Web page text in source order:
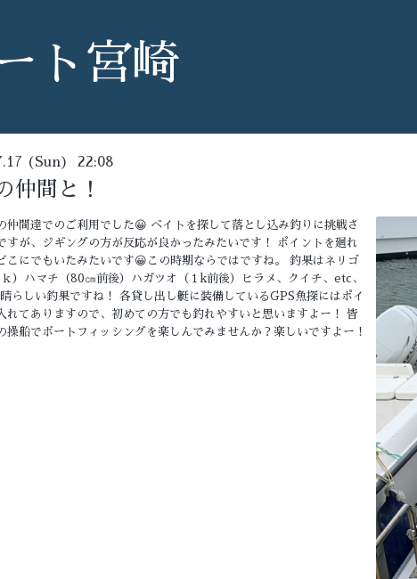
ト宮崎
(Sun) 22:08
仲間と！
仲間達でのご利用でした😀 ベイトを探して落とし込み釣りに挑戦さ
すが、ジギングの方が反応が良かったみたいです！ ポイントを廻れ
こにでもいたみたいです😀この時期ならではですね。 釣果はネリゴ
ｋ）ハマチ（80㎝前後）ハガツオ（１k前後）ヒラメ、クイチ、etc、
らしい釣果ですね！ 各貸し出し艇に装備しているGPS魚探にはポイ
れてありますので、初めての方でも釣れやすいと思いますよー！ 皆
操船でボートフィッシングを楽しんでみませんか？楽しいですよー！